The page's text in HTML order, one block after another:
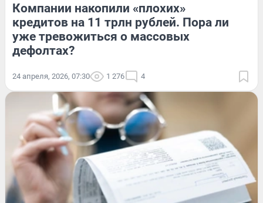
Компании накопили «плохих»
кредитов на 11 трлн рублей. Пора ли
уже тревожиться о массовых
дефолтах?
24 апреля, 2026, 07:30 1 276 4